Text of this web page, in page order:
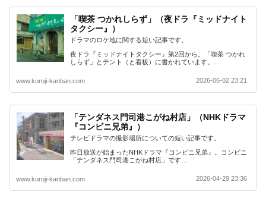
「喫茶 つかれしらず」（夜ドラ『ミッドナイト
タクシー』）
ドラマのロケ地に関する短い記事です。
夜ドラ『ミッドナイトタクシー』第2回から。「喫茶 つかれ
しらず」とテント（と看板）に書かれています。…
www.kuroji-kanban.com 2026-06-02 23:21
「テンダネス門司港こがね村店」（NHKドラマ
『コンビニ兄弟』）
テレビドラマの撮影場所についての短い記事です。
昨日放送が始まったNHKドラマ『コンビニ兄弟』。コンビニ
「テンダネス門司港こがね村店」です…
www.kuroji-kanban.com 2026-04-29 23:36